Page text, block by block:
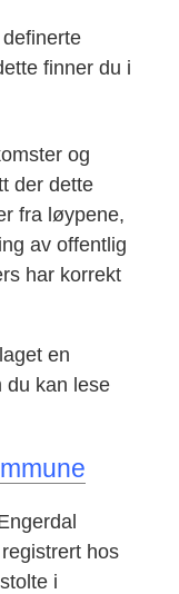
finner du i
og
der dette
fra løypene,
av offentlig
har korrekt
en
du kan lese
hos
i